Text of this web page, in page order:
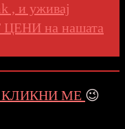
, и уживај
ЦЕНИ на нашата
КЛИКНИ МЕ 😉